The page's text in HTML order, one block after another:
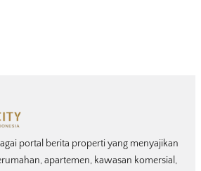
portal berita properti yang menyajikan
apartemen, kawasan komersial,